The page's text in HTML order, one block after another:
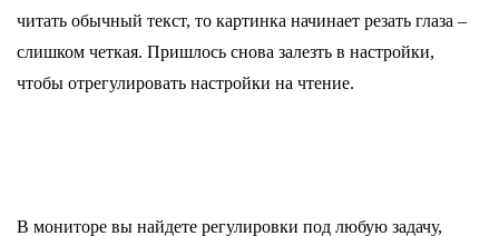
читать обычный текст, то картинка начинает резать глаза –
слишком четкая. Пришлось снова залезть в настройки,
чтобы отрегулировать настройки на чтение.
В мониторе вы найдете регулировки под любую задачу,